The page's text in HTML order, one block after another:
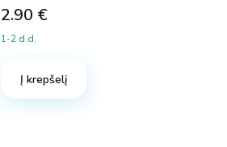
2.90 €
1-2 d.d.
Į krepšelį